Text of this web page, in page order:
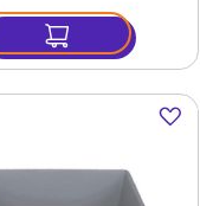
Dodaj
do